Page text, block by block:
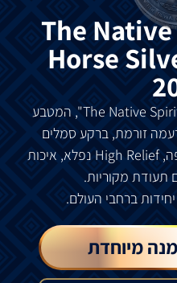
The
Horse
מטבע כסף הראשון בסדרת "The Native Spirit", המטבע
זורמת, ברקע סמלים
אינדיאנים. למטבע עיצוב יפהפה, High Relief נפלא, איכות
תעודת מקוריות.
מיוחדת